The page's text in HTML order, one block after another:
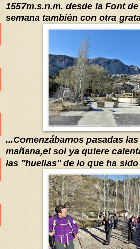
1557m.s.n.m. desde la Font
semana también con otra
...Comenzábamos pasadas
mañana,el sol ya quiere
las ''huellas'' de lo que ha